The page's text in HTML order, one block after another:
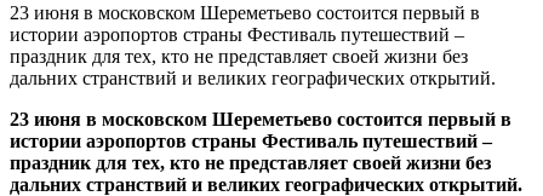
23 июня в московском Шереметьево состоится первый в
истории аэропортов страны Фестиваль путешествий –
праздник для тех, кто не представляет своей жизни без
дальних странствий и великих географических открытий.
23 июня в московском Шереметьево состоится первый в
истории аэропортов страны Фестиваль путешествий –
праздник для тех, кто не представляет своей жизни без
дальних странствий и великих географических открытий.